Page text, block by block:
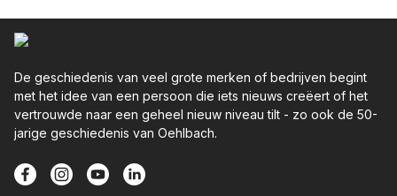
De geschiedenis van veel grote merken of bedrijven begint
met het idee van een persoon die iets nieuws creëert of het
vertrouwde naar een geheel nieuw niveau tilt - zo ook de 50-
jarige geschiedenis van Oehlbach.